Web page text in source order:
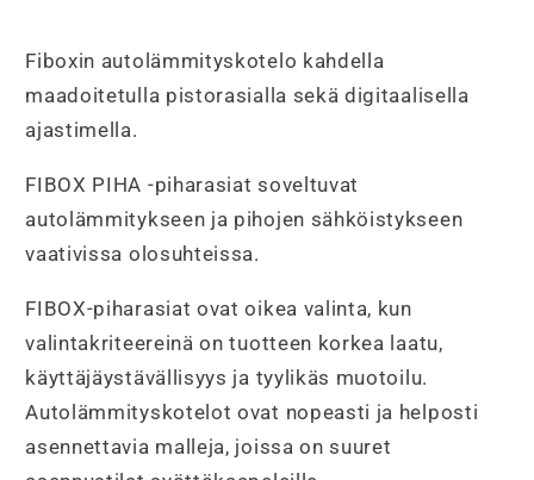
Fiboxin autolämmityskotelo kahdella
maadoitetulla pistorasialla sekä digitaalisella
ajastimella.
FIBOX PIHA -piharasiat soveltuvat
autolämmitykseen ja pihojen sähköistykseen
vaativissa olosuhteissa.
FIBOX-piharasiat ovat oikea valinta, kun
valintakriteereinä on tuotteen korkea laatu,
käyttäjäystävällisyys ja tyylikäs muotoilu.
Autolämmityskotelot ovat nopeasti ja helposti
asennettavia malleja, joissa on suuret